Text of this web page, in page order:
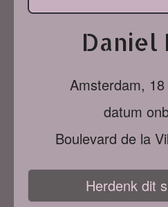
Daniel
Amsterdam,
datum
Boulevard de la
Herdenk dit